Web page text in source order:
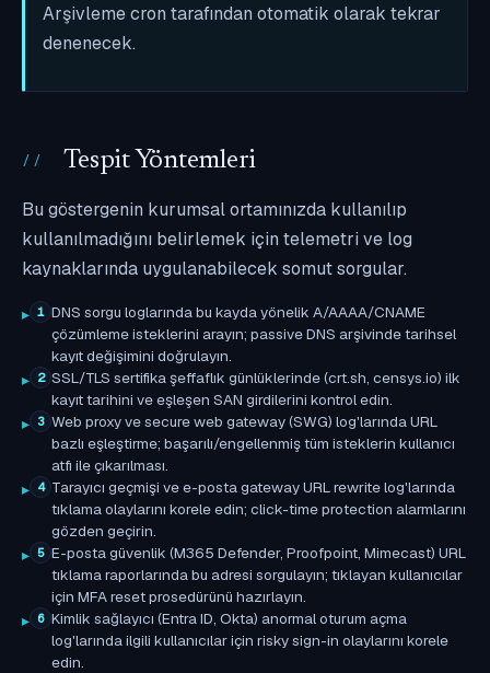
Arşivleme cron tarafından otomatik olarak tekrar
denenecek.
Tespit Yöntemleri
Bu göstergenin kurumsal ortamınızda kullanılıp
kullanılmadığını belirlemek için telemetri ve log
kaynaklarında uygulanabilecek somut sorgular.
1 DNS sorgu loglarında bu kayda yönelik A/AAAA/CNAME
çözümleme isteklerini arayın; passive DNS arşivinde tarihsel
kayıt değişimini doğrulayın.
2 SSL/TLS sertifika şeffaflık günlüklerinde (crt.sh, censys.io) ilk
kayıt tarihini ve eşleşen SAN girdilerini kontrol edin.
3 Web proxy ve secure web gateway (SWG) log'larında URL
bazlı eşleştirme; başarılı/engellenmiş tüm isteklerin kullanıcı
atfı ile çıkarılması.
4 Tarayıcı geçmişi ve e-posta gateway URL rewrite log'larında
tıklama olaylarını korele edin; click-time protection alarmlarını
gözden geçirin.
5 E-posta güvenlik (M365 Defender, Proofpoint, Mimecast) URL
tıklama raporlarında bu adresi sorgulayın; tıklayan kullanıcılar
için MFA reset prosedürünü hazırlayın.
6 Kimlik sağlayıcı (Entra ID, Okta) anormal oturum açma
log'larında ilgili kullanıcılar için risky sign-in olaylarını korele
edin.